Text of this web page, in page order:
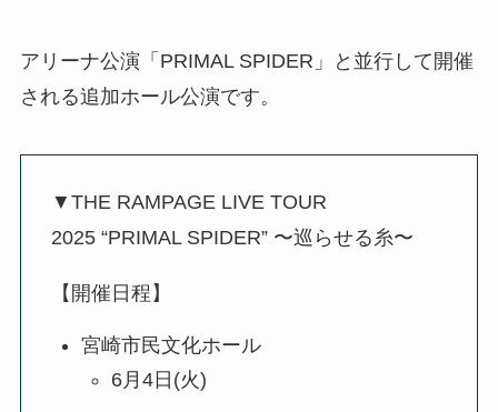
アリーナ公演「PRIMAL SPIDER」と並行して開催
される追加ホール公演です。
▼THE RAMPAGE LIVE TOUR
2025 “PRIMAL SPIDER” 〜巡らせる糸〜
【開催日程】
宮崎市民文化ホール
6月4日(火)